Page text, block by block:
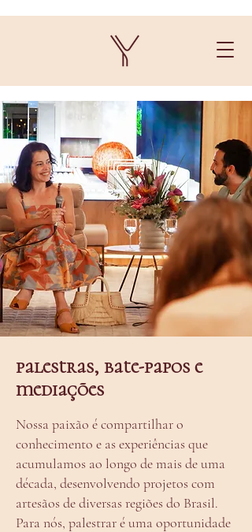
palestras, bate-papos e
mediações
Nossa paixão é compartilhar o
conhecimento e as experiências que
acumulamos ao longo de mais de uma
década, desenvolvendo projetos com
artesãos de diversas regiões do Brasil.
Para nós, palestrar é uma oportunidade